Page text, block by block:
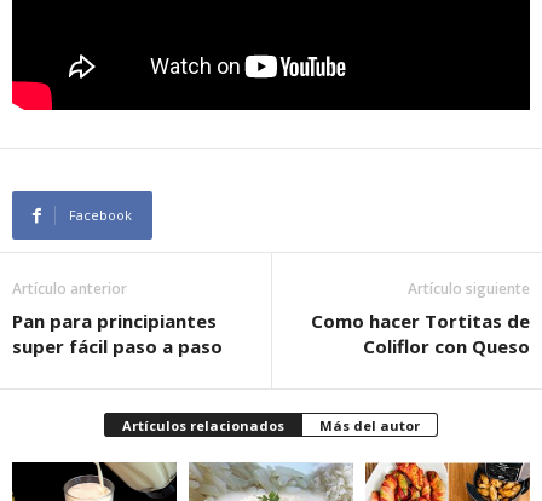
Facebook
Artículo anterior
Pan para principiantes
super fácil paso a paso
Artículo siguiente
Como hacer Tortitas de
Coliflor con Queso
Artículos relacionados Más del autor